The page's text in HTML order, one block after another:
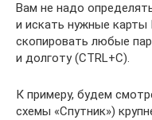
Вам не надо
и искать нужные карты
скопировать любые
и долготу (CTRL+C).
К примеру, будем
схемы «Спутник»)